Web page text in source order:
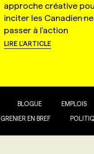
approche créative
inciter les
passer à l'action
LIRE L'ARTICLE
BLOGUE EMPLOIS
GRENIER EN BREF